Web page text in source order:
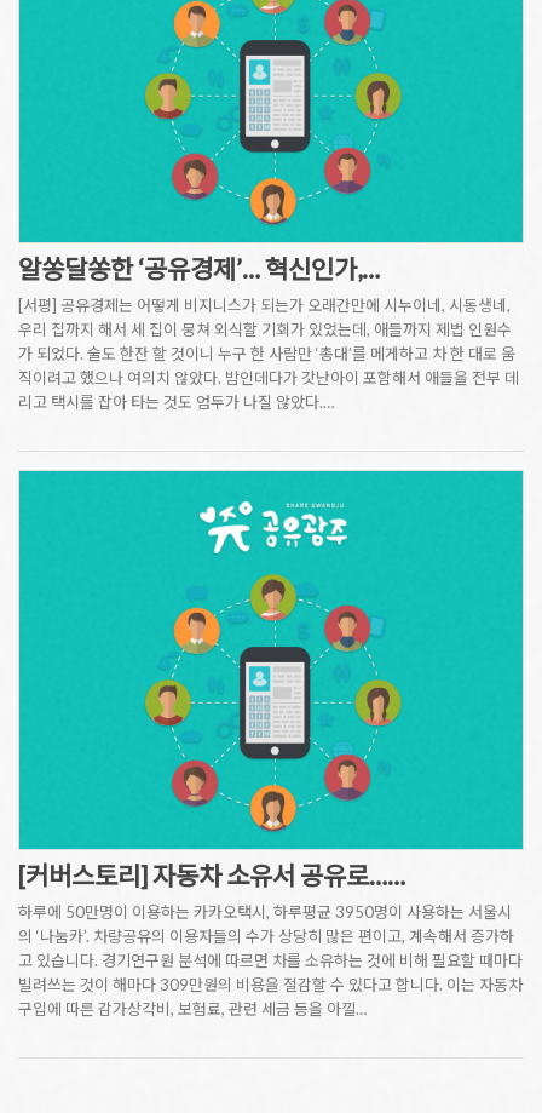
알쏭달쏭한 ‘공유경제’… 혁신인가,…
[서평] 공유경제는 어떻게 비지니스가 되는가 오래간만에 시누이네, 시동생네,
우리 집까지 해서 세 집이 뭉쳐 외식할 기회가 있었는데, 애들까지 제법 인원수
가 되었다. 술도 한잔 할 것이니 누구 한 사람만 ‘총대’를 메게하고 차 한 대로 움
직이려고 했으나 여의치 않았다. 밤인데다가 갓난아이 포함해서 애들을 전부 데
리고 택시를 잡아 타는 것도 엄두가 나질 않았다.…
[커버스토리] 자동차 소유서 공유로……
하루에 50만명이 이용하는 카카오택시, 하루평균 3950명이 사용하는 서울시
의 ‘나눔카’. 차량공유의 이용자들의 수가 상당히 많은 편이고, 계속해서 증가하
고 있습니다. 경기연구원 분석에 따르면 차를 소유하는 것에 비해 필요할 때마다
빌려쓰는 것이 해마다 309만원의 비용을 절감할 수 있다고 합니다. 이는 자동차
구입에 따른 감가상각비, 보험료, 관련 세금 등을 아낄…